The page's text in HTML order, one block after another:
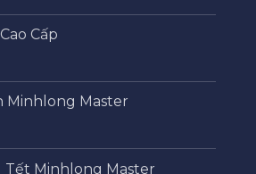
Cấp
Minhlong Master
Tết Minhlong Master